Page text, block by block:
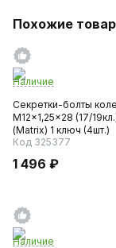
Похожие
Наличие
Секретки-болты
M12x1,25x28 (17/
(Matrix) 1 ключ (4шт.)
Код 325377
1 496 ₽
Наличие